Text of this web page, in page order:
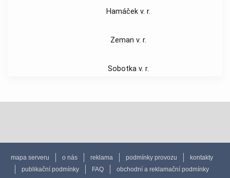
Hamáček v. r.
Zeman v. r.
Sobotka v. r.
mapa serveru o nás reklama podmínky provozu
kontakty
publikační podmínky
FAQ obchodní a reklamační podmínky